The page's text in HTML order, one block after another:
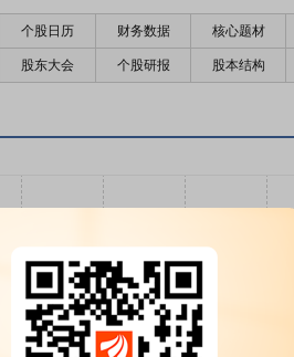
个股日历 财务数据 核心题材
股东大会 个股研报 股本结构